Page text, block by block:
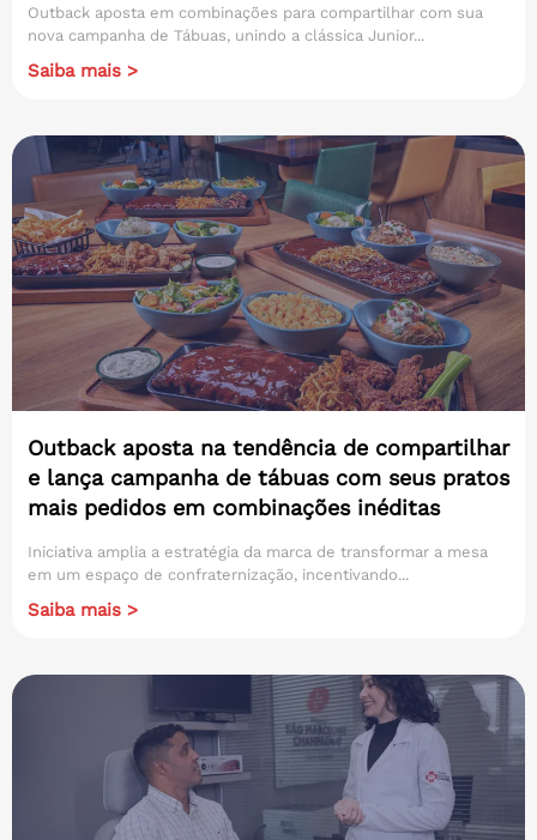
Outback aposta em combinações para compartilhar com sua
nova campanha de Tábuas, unindo a clássica Junior...
Saiba mais >
Outback aposta na tendência de compartilhar
e lança campanha de tábuas com seus pratos
mais pedidos em combinações inéditas
Iniciativa amplia a estratégia da marca de transformar a mesa
em um espaço de confraternização, incentivando...
Saiba mais >